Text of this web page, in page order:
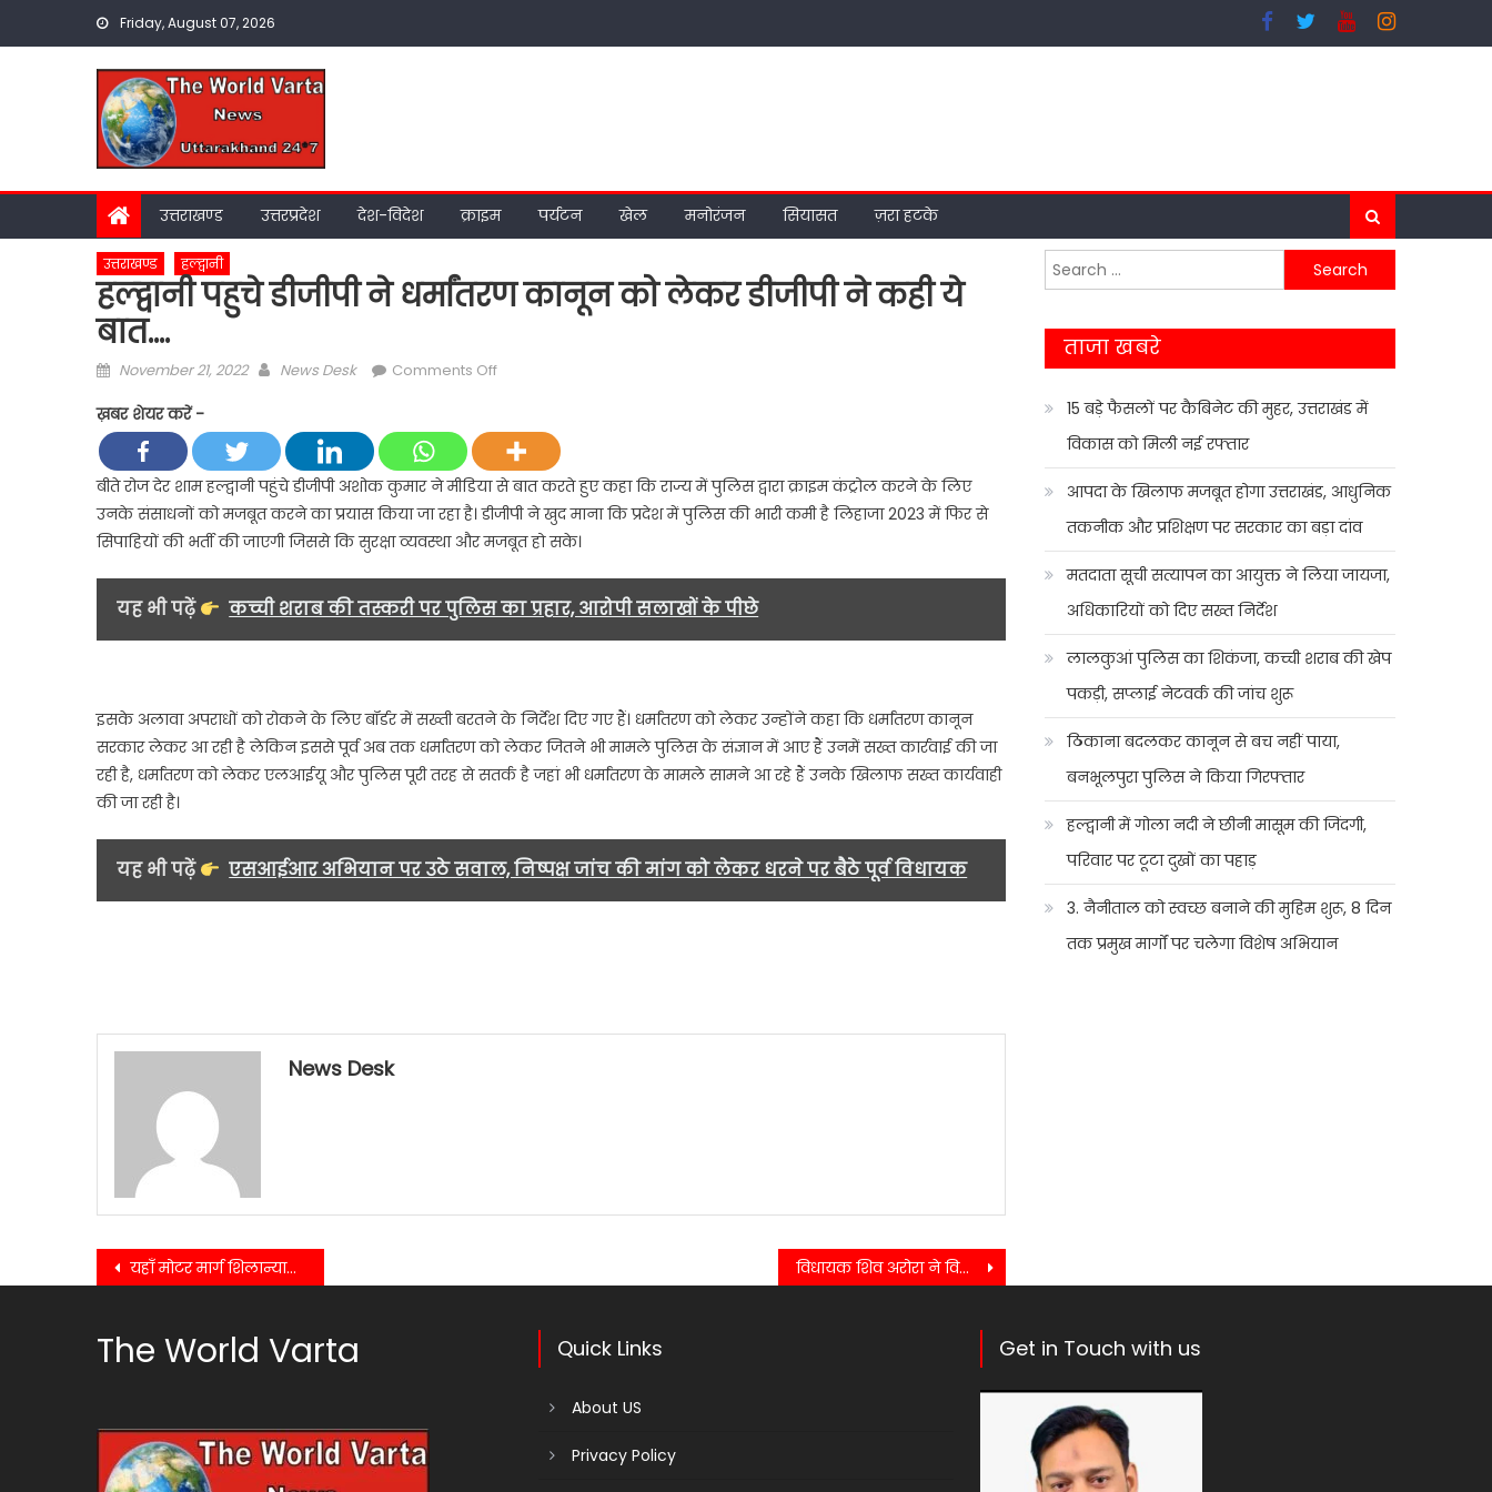
Friday, August 07, 2026
उत्तराखण्ड उत्तरप्रदेश देश-विदेश क्राइम पर्यटन खेल मनोरंजन सियासत ज़रा हटके
उत्तराखण्ड हल्द्वानी
हल्द्वानी पहुचे डीजीपी ने धर्मांतरण कानून को लेकर डीजीपी ने कही ये
बात….
Posted
November 21, 2022 Author
News Desk Comments Offon
डीजीपी
ने
धर्मांतरण
कानून
को
डीजीपी
ने
ख़बर शेयर करें -
बीते रोज देर शाम हल्द्वानी पहुंचे डीजीपी अशोक कुमार ने मीडिया से बात करते हुए कहा कि राज्य में पुलिस द्वारा क्राइम कंट्रोल करने के लिए
उनके संसाधनों को मजबूत करने का प्रयास किया जा रहा है। डीजीपी ने खुद माना कि प्रदेश में पुलिस की भारी कमी है लिहाजा 2023 में फिर से
सिपाहियों की भर्ती की जाएगी जिससे कि सुरक्षा व्यवस्था और मजबूत हो सके।
यह भी पढ़ें कच्ची शराब की तस्करी पर पुलिस का प्रहार, आरोपी सलाखों के पीछे
इसके अलावा अपराधों को रोकने के लिए बॉर्डर में सख्ती बरतने के निर्देश दिए गए हैं। धर्मांतरण को लेकर उन्होंने कहा कि धर्मांतरण कानून
सरकार लेकर आ रही है लेकिन इससे पूर्व अब तक धर्मांतरण को लेकर जितने भी मामले पुलिस के संज्ञान में आए हैं उनमें सख्त कार्रवाई की जा
रही है, धर्मांतरण को लेकर एलआईयू और पुलिस पूरी तरह से सतर्क है जहां भी धर्मांतरण के मामले सामने आ रहे हैं उनके खिलाफ सख्त कार्यवाही
की जा रही है।
यह भी पढ़ें एसआईआर अभियान पर उठे सवाल, निष्पक्ष जांच की मांग को लेकर धरने पर बैठे पूर्व विधायक
News Desk
Post
यहाँ मोटर मार्ग शिलान्यास कार्यक्रम में विधायक शिव अरोरा ने कहा विधानसभा में तेज गति से हो रहे हैं विकास कार्य….. विधायक शिव अरोरा ने विभिन्न विद्यालयों में बालिका शौचालय के निर्माण कार्य का फीता काटकर लोकार्पण किया….
Search
for:
ताजा खबरे
15 बड़े फैसलों पर कैबिनेट की मुहर, उत्तराखंड में
विकास को मिली नई रफ्तार
आपदा के खिलाफ मजबूत होगा उत्तराखंड, आधुनिक
तकनीक और प्रशिक्षण पर सरकार का बड़ा दांव
मतदाता सूची सत्यापन का आयुक्त ने लिया जायजा,
अधिकारियों को दिए सख्त निर्देश
लालकुआं पुलिस का शिकंजा, कच्ची शराब की खेप
पकड़ी, सप्लाई नेटवर्क की जांच शुरू
ठिकाना बदलकर कानून से बच नहीं पाया,
बनभूलपुरा पुलिस ने किया गिरफ्तार
हल्द्वानी में गोला नदी ने छीनी मासूम की जिंदगी,
परिवार पर टूटा दुखों का पहाड़
3. नैनीताल को स्वच्छ बनाने की मुहिम शुरू, 8 दिन
तक प्रमुख मार्गों पर चलेगा विशेष अभियान
The World Varta Quick Links
About US
Privacy Policy
Get in Touch with us